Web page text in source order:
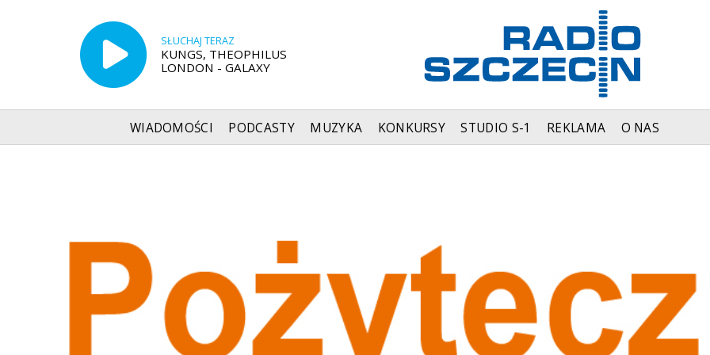
SŁUCHAJ TERAZ
KUNGS, THEOPHILUS
LONDON - GALAXY
WIADOMOŚCI PODCASTY MUZYKA KONKURSY STUDIO S-1 REKLAMA O NAS